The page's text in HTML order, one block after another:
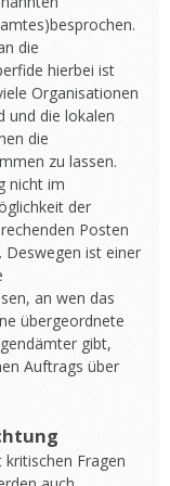
die
hierbei ist
Organisationen
und die lokalen
die
zu lassen.
nicht im
der
Posten
Deswegen ist einer
an wen das
übergeordnete
gibt,
Auftrags über
Fragen